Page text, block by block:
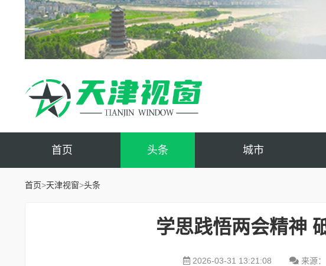
首页 头条 城市
首页>天津视窗>头条
学思践悟两会精神
2026-03-31 13:21:08 来源